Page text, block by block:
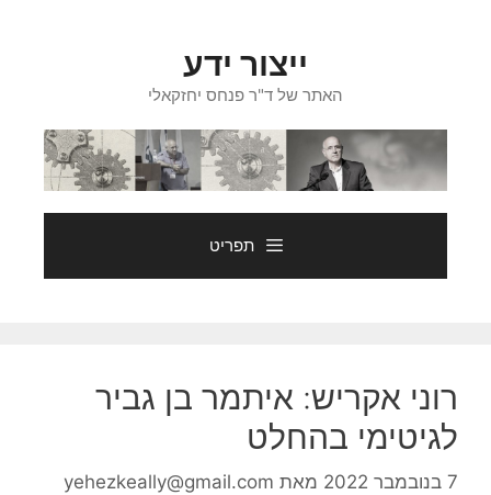
ייצור ידע
האתר של ד"ר פנחס יחזקאלי
תפריט
רוני אקריש: איתמר בן גביר
לגיטימי בהחלט
7 בנובמבר 2022 מאת yehezkeally@gmail.com